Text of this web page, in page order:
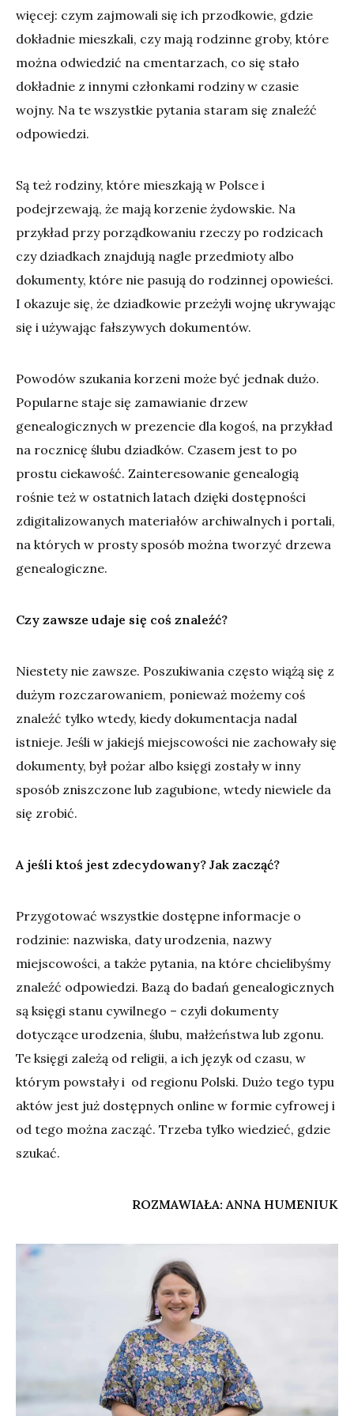
więcej: czym zajmowali się ich przodkowie, gdzie
dokładnie mieszkali, czy mają rodzinne groby, które
można odwiedzić na cmentarzach, co się stało
dokładnie z innymi członkami rodziny w czasie
wojny. Na te wszystkie pytania staram się znaleźć
odpowiedzi.
Są też rodziny, które mieszkają w Polsce i
podejrzewają, że mają korzenie żydowskie. Na
przykład przy porządkowaniu rzeczy po rodzicach
czy dziadkach znajdują nagle przedmioty albo
dokumenty, które nie pasują do rodzinnej opowieści.
I okazuje się, że dziadkowie przeżyli wojnę ukrywając
się i używając fałszywych dokumentów.
Powodów szukania korzeni może być jednak dużo.
Popularne staje się zamawianie drzew
genealogicznych w prezencie dla kogoś, na przykład
na rocznicę ślubu dziadków. Czasem jest to po
prostu ciekawość. Zainteresowanie genealogią
rośnie też w ostatnich latach dzięki dostępności
zdigitalizowanych materiałów archiwalnych i portali,
na których w prosty sposób można tworzyć drzewa
genealogiczne.
Czy zawsze udaje się coś znaleźć?
Niestety nie zawsze. Poszukiwania często wiążą się z
dużym rozczarowaniem, ponieważ możemy coś
znaleźć tylko wtedy, kiedy dokumentacja nadal
istnieje. Jeśli w jakiejś miejscowości nie zachowały się
dokumenty, był pożar albo księgi zostały w inny
sposób zniszczone lub zagubione, wtedy niewiele da
się zrobić.
A jeśli ktoś jest zdecydowany? Jak zacząć?
Przygotować wszystkie dostępne informacje o
rodzinie: nazwiska, daty urodzenia, nazwy
miejscowości, a także pytania, na które chcielibyśmy
znaleźć odpowiedzi. Bazą do badań genealogicznych
są księgi stanu cywilnego – czyli dokumenty
dotyczące urodzenia, ślubu, małżeństwa lub zgonu.
Te księgi zależą od religii, a ich język od czasu, w
którym powstały i od regionu Polski. Dużo tego typu
aktów jest już dostępnych online w formie cyfrowej i
od tego można zacząć. Trzeba tylko wiedzieć, gdzie
szukać.
ROZMAWIAŁA: ANNA HUMENIUK